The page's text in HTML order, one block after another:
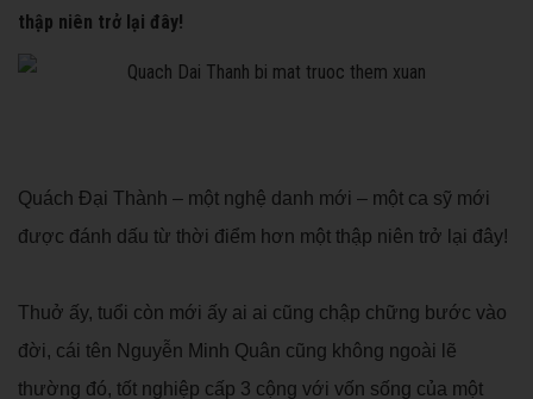
thập niên trở lại đây!
Quách Đại Thành – một nghệ danh mới – một ca sỹ mới
được đánh dấu từ thời điểm hơn một thập niên trở lại đây!
Thuở ấy, tuổi còn mới ấy ai ai cũng chập chững bước vào
đời, cái tên Nguyễn Minh Quân cũng không ngoài lẽ
thường đó, tốt nghiệp cấp 3 cộng với vốn sống của một